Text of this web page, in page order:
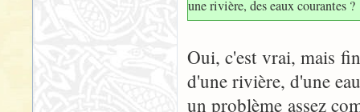
une rivière, des eaux courantes ?
Oui, c'est vrai, mais
d'une rivière, d'une
un problème assez